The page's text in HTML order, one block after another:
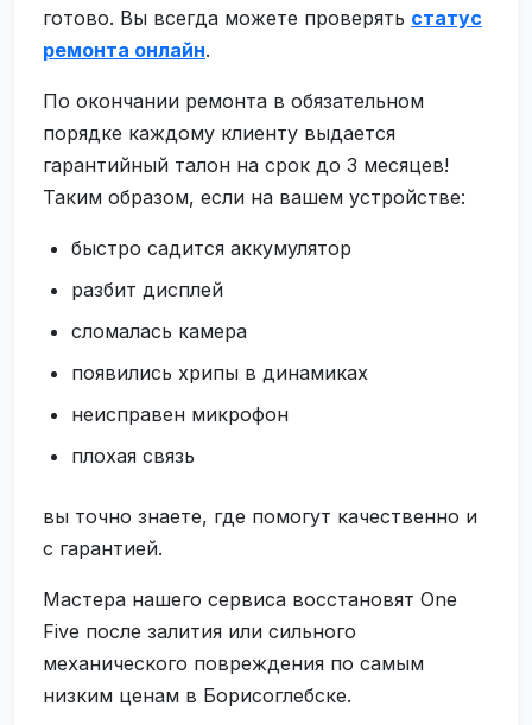
готово. Вы всегда можете проверять статус
ремонта онлайн.
По окончании ремонта в обязательном
порядке каждому клиенту выдается
гарантийный талон на срок до 3 месяцев!
Таким образом, если на вашем устройстве:
быстро садится аккумулятор
разбит дисплей
сломалась камера
появились хрипы в динамиках
неисправен микрофон
плохая связь
вы точно знаете, где помогут качественно и
с гарантией.
Мастера нашего сервиса восстановят One
Five после залития или сильного
механического повреждения по самым
низким ценам в Борисоглебске.